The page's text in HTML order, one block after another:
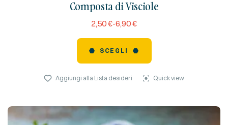
Composta di Visciole
reviews)
2,50€-6,90€
SCEGLI
Aggiungi alla Lista desideri Quick view